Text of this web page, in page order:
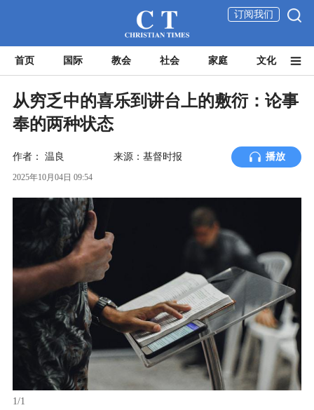
订阅我们
首页 国际 教会 社会 家庭 文化
从穷乏中的喜乐到讲台上的敷衍：论事
奉的两种状态
作者： 温良 来源：基督时报 播放
2025年10月04日 09:54
1/1